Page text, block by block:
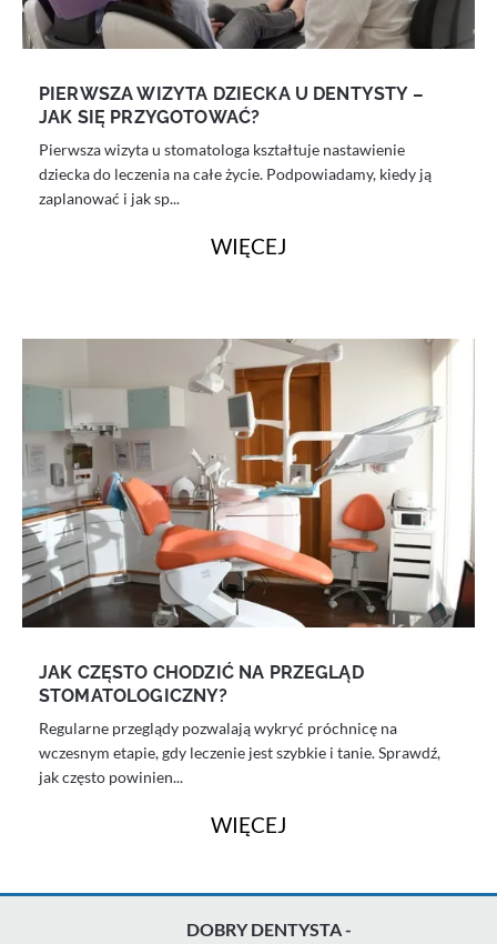
PIERWSZA WIZYTA DZIECKA U DENTYSTY –
JAK SIĘ PRZYGOTOWAĆ?
Pierwsza wizyta u stomatologa kształtuje nastawienie
dziecka do leczenia na całe życie. Podpowiadamy, kiedy ją
zaplanować i jak sp...
WIĘCEJ
JAK CZĘSTO CHODZIĆ NA PRZEGLĄD
STOMATOLOGICZNY?
Regularne przeglądy pozwalają wykryć próchnicę na
wczesnym etapie, gdy leczenie jest szybkie i tanie. Sprawdź,
jak często powinien...
WIĘCEJ
DOBRY DENTYSTA -